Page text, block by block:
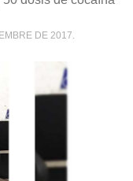
DE 2017.